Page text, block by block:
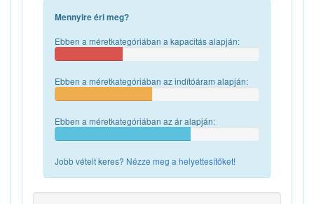
Mennyire éri meg?
Ebben a méretkategóriában a kapacitás alapján:
Ebben a méretkategóriában az indítóáram alapján:
Ebben a méretkategóriában az ár alapján:
Jobb vételt keres? Nézze meg a helyettesítőket!